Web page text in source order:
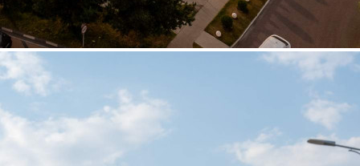
Аренда
Торговый Центр
103817 - Г. МЫТИЩИ,
ПОСЕЛОК ВЕШКИ,
ЗАВОДСКАЯ УЛИЦА,
Д.СТР16